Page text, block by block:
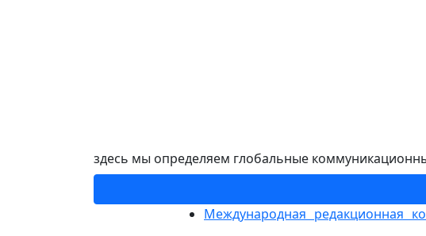
здесь мы определяем глобальные
Международная редакционная